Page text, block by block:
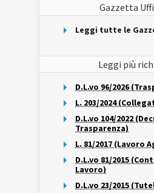
Gazzetta
Leggi tutte le
Leggi più
D.L.vo 96/2026
L. 203/2024
D.L.vo 104/2022
Trasparenza)
L. 81/2017 (Lavoro
D.L.vo 81/2015
Lavoro)
D.L.vo 23/2015